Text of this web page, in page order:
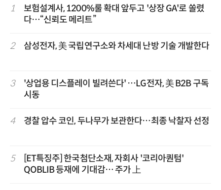
1
보험설계사, 1200%룰 확대 앞두고 '상장 GA'로 쏠렸
다…“신뢰도 메리트”
2 삼성전자, 美 국립연구소와 차세대 난방 기술 개발한다
3
'상업용 디스플레이 빌려쓴다' …LG전자, 美 B2B 구독
시동
4 경찰 압수 코인, 두나무가 보관한다…최종 낙찰자 선정
5
[ET특징주] 한국첨단소재, 자회사 '코리아퀀텀'
QOBLIB 등재에 기대감… 주가 上